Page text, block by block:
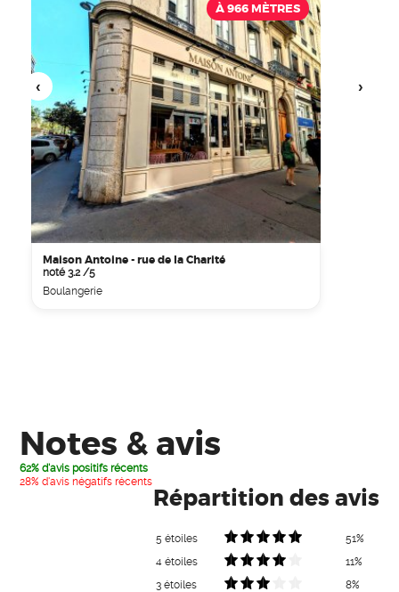
À 966 MÈTRES
Maison Antoine - rue de la Charité
noté 3.2 /5
Boulangerie
Notes & avis
62% d'avis positifs récents
28% d'avis négatifs récents
Répartition des avis
5 étoiles
51%
4 étoiles
11%
3 étoiles
8%